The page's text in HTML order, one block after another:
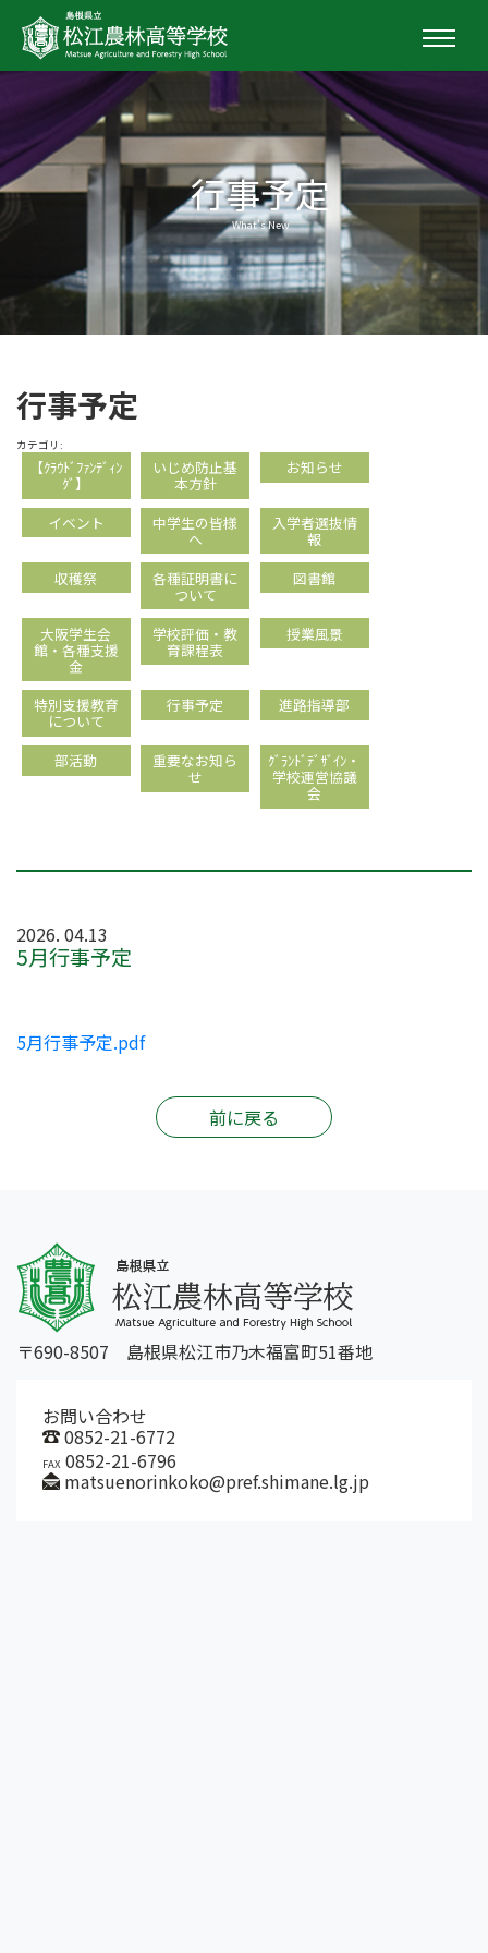
行事予定
What's New
行事予定
カテゴリ:
【ｸﾗｳﾄﾞﾌｧﾝﾃﾞｨﾝ
ｸﾞ】
いじめ防止基
本方針
お知らせ
イベント 中学生の皆様
へ
入学者選抜情
報
収穫祭
各種証明書に
ついて
図書館
大阪学生会
館・各種支援
金
学校評価・教
育課程表
授業風景
特別支援教育
について
行事予定 進路指導部
部活動 重要なお知ら
せ
ｸﾞﾗﾝﾄﾞﾃﾞｻﾞｲﾝ・
学校運営協議
会
2026. 04.13
5月行事予定
5月行事予定.pdf
前に戻る
〒690-8507 島根県松江市乃木福富町51番地
お問い合わせ
0852-21-6772
FAX 0852-21-6796
matsuenorinkoko@pref.shimane.lg.jp